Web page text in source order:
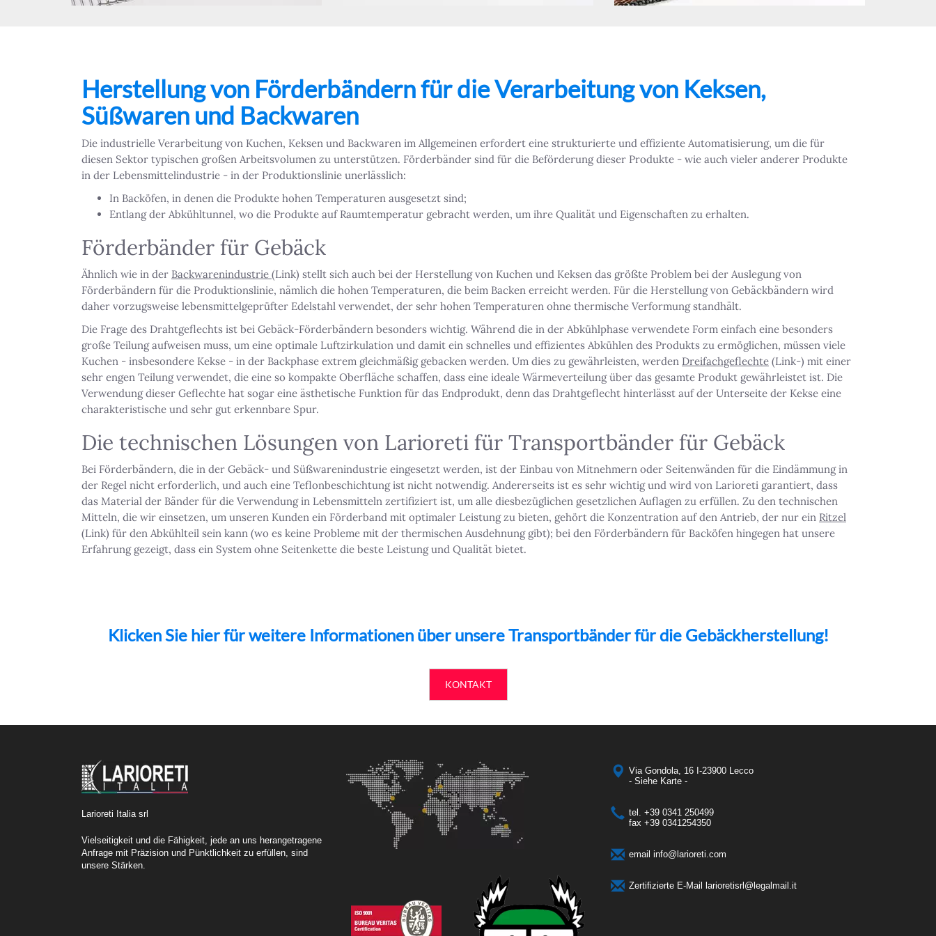
Herstellung von Förderbändern für die Verarbeitung von Keksen,
Süßwaren und Backwaren
Die industrielle Verarbeitung von Kuchen, Keksen und Backwaren im Allgemeinen erfordert eine strukturierte und effiziente Automatisierung, um die für
diesen Sektor typischen großen Arbeitsvolumen zu unterstützen. Förderbänder sind für die Beförderung dieser Produkte - wie auch vieler anderer Produkte
in der Lebensmittelindustrie - in der Produktionslinie unerlässlich:
In Backöfen, in denen die Produkte hohen Temperaturen ausgesetzt sind;
Entlang der Abkühltunnel, wo die Produkte auf Raumtemperatur gebracht werden, um ihre Qualität und Eigenschaften zu erhalten.
Förderbänder für Gebäck
Ähnlich wie in der Backwarenindustrie (Link) stellt sich auch bei der Herstellung von Kuchen und Keksen das größte Problem bei der Auslegung von
Förderbändern für die Produktionslinie, nämlich die hohen Temperaturen, die beim Backen erreicht werden. Für die Herstellung von Gebäckbändern wird
daher vorzugsweise lebensmittelgeprüfter Edelstahl verwendet, der sehr hohen Temperaturen ohne thermische Verformung standhält.
Die Frage des Drahtgeflechts ist bei Gebäck-Förderbändern besonders wichtig. Während die in der Abkühlphase verwendete Form einfach eine besonders
große Teilung aufweisen muss, um eine optimale Luftzirkulation und damit ein schnelles und effizientes Abkühlen des Produkts zu ermöglichen, müssen viele
Kuchen - insbesondere Kekse - in der Backphase extrem gleichmäßig gebacken werden. Um dies zu gewährleisten, werden Dreifachgeflechte (Link-) mit einer
sehr engen Teilung verwendet, die eine so kompakte Oberfläche schaffen, dass eine ideale Wärmeverteilung über das gesamte Produkt gewährleistet ist. Die
Verwendung dieser Geflechte hat sogar eine ästhetische Funktion für das Endprodukt, denn das Drahtgeflecht hinterlässt auf der Unterseite der Kekse eine
charakteristische und sehr gut erkennbare Spur.
Die technischen Lösungen von Larioreti für Transportbänder für Gebäck
Bei Förderbändern, die in der Gebäck- und Süßwarenindustrie eingesetzt werden, ist der Einbau von Mitnehmern oder Seitenwänden für die Eindämmung in
der Regel nicht erforderlich, und auch eine Teflonbeschichtung ist nicht notwendig. Andererseits ist es sehr wichtig und wird von Larioreti garantiert, dass
das Material der Bänder für die Verwendung in Lebensmitteln zertifiziert ist, um alle diesbezüglichen gesetzlichen Auflagen zu erfüllen. Zu den technischen
Mitteln, die wir einsetzen, um unseren Kunden ein Förderband mit optimaler Leistung zu bieten, gehört die Konzentration auf den Antrieb, der nur ein Ritzel
(Link) für den Abkühlteil sein kann (wo es keine Probleme mit der thermischen Ausdehnung gibt); bei den Förderbändern für Backöfen hingegen hat unsere
Erfahrung gezeigt, dass ein System ohne Seitenkette die beste Leistung und Qualität bietet.
Klicken Sie hier für weitere Informationen über unsere Transportbänder für die Gebäckherstellung!
KONTAKT
Larioreti Italia srl
Vielseitigkeit und die Fähigkeit, jede an uns herangetragene
Anfrage mit Präzision und Pünktlichkeit zu erfüllen, sind
unsere Stärken.
Via Gondola, 16 I-23900 Lecco
- Siehe Karte -
tel. +39 0341 250499
fax +39 0341254350
email info@larioreti.com
Zertifizierte E-Mail​​​​​​​ larioretisrl@legalmail.it